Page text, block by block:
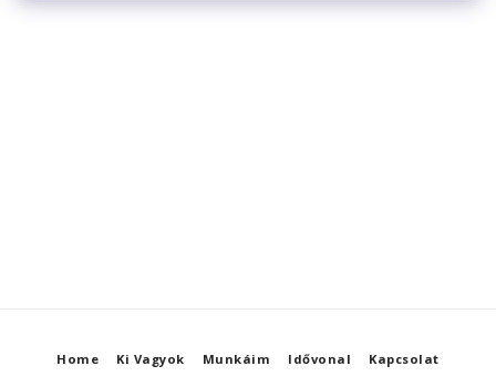
Home Ki Vagyok Munkáim Idővonal Kapcsolat